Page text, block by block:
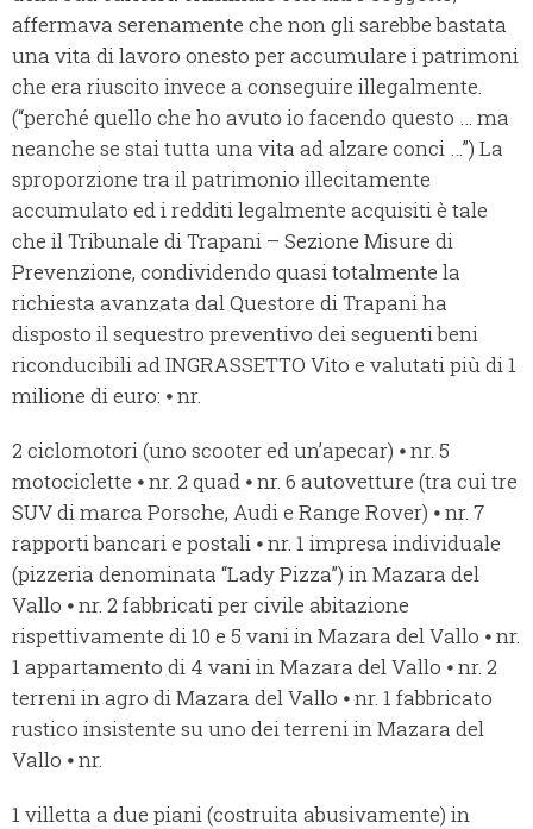
affermava serenamente che non gli sarebbe bastata
una vita di lavoro onesto per accumulare i patrimoni
che era riuscito invece a conseguire illegalmente.
(“perché quello che ho avuto io facendo questo … ma
neanche se stai tutta una vita ad alzare conci …”) La
sproporzione tra il patrimonio illecitamente
accumulato ed i redditi legalmente acquisiti è tale
che il Tribunale di Trapani – Sezione Misure di
Prevenzione, condividendo quasi totalmente la
richiesta avanzata dal Questore di Trapani ha
disposto il sequestro preventivo dei seguenti beni
riconducibili ad INGRASSETTO Vito e valutati più di 1
milione di euro: ⦁ nr.
2 ciclomotori (uno scooter ed un’apecar) ⦁ nr. 5
motociclette ⦁ nr. 2 quad ⦁ nr. 6 autovetture (tra cui tre
SUV di marca Porsche, Audi e Range Rover) ⦁ nr. 7
rapporti bancari e postali ⦁ nr. 1 impresa individuale
(pizzeria denominata “Lady Pizza”) in Mazara del
Vallo ⦁ nr. 2 fabbricati per civile abitazione
rispettivamente di 10 e 5 vani in Mazara del Vallo ⦁ nr.
1 appartamento di 4 vani in Mazara del Vallo ⦁ nr. 2
terreni in agro di Mazara del Vallo ⦁ nr. 1 fabbricato
rustico insistente su uno dei terreni in Mazara del
Vallo ⦁ nr.
1 villetta a due piani (costruita abusivamente) in